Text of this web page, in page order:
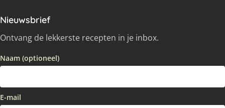
Nieuwsbrief
Ontvang de lekkerste recepten in je inbox.
Naam (optioneel)
E-mail